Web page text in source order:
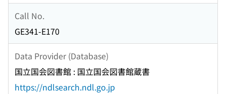
Call No.
GE341-E170
Data Provider (Database)
国立国会図書館 : 国立国会図書館蔵書
https://ndlsearch.ndl.go.jp